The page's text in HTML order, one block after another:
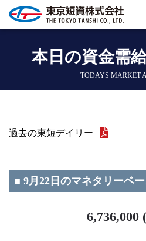
本日の資金需
TODAYS MARKET
過去の東短デイリー
■ 9月22日のマネタリーベ
6,736,000